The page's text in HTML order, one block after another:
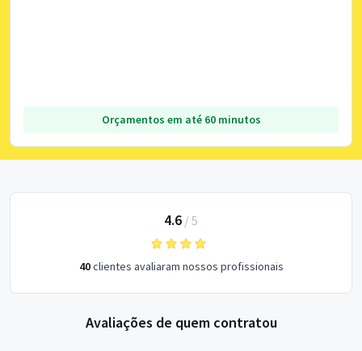
Orçamentos em até 60 minutos
4.6 / 5
40clientes avaliaram nossos profissionais
Avaliações de quem contratou